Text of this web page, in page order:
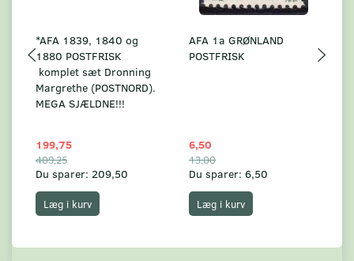
*AFA 1839, 1840 og
1880 POSTFRISK
komplet sæt Dronning
Margrethe (POSTNORD).
MEGA SJÆLDNE!!!
199,75
409,25
Du sparer: 209,50
Læg i kurv
AFA 1a GRØNLAND
POSTFRISK
6,50
13,00
Du sparer: 6,50
Læg i kurv